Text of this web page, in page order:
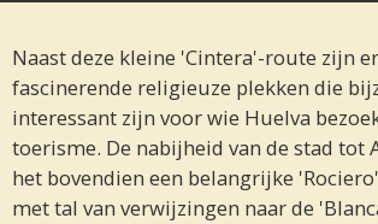
Naast deze kleine 'Cintera'-route zijn
fascinerende religieuze plekken die
interessant zijn voor wie Huelva
toerisme. De nabijheid van de stad tot
het bovendien een belangrijke
met tal van verwijzingen naar de